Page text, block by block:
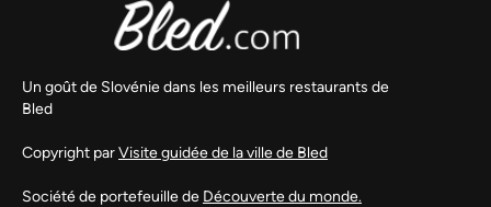
Un goût de Slovénie dans les meilleurs restaurants de
Bled
Copyright parVisite guidée de la ville de Bled
Société de portefeuille de Découverte du monde.